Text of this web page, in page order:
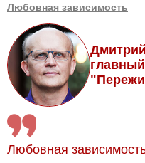
Любовная зависимость
Любовная